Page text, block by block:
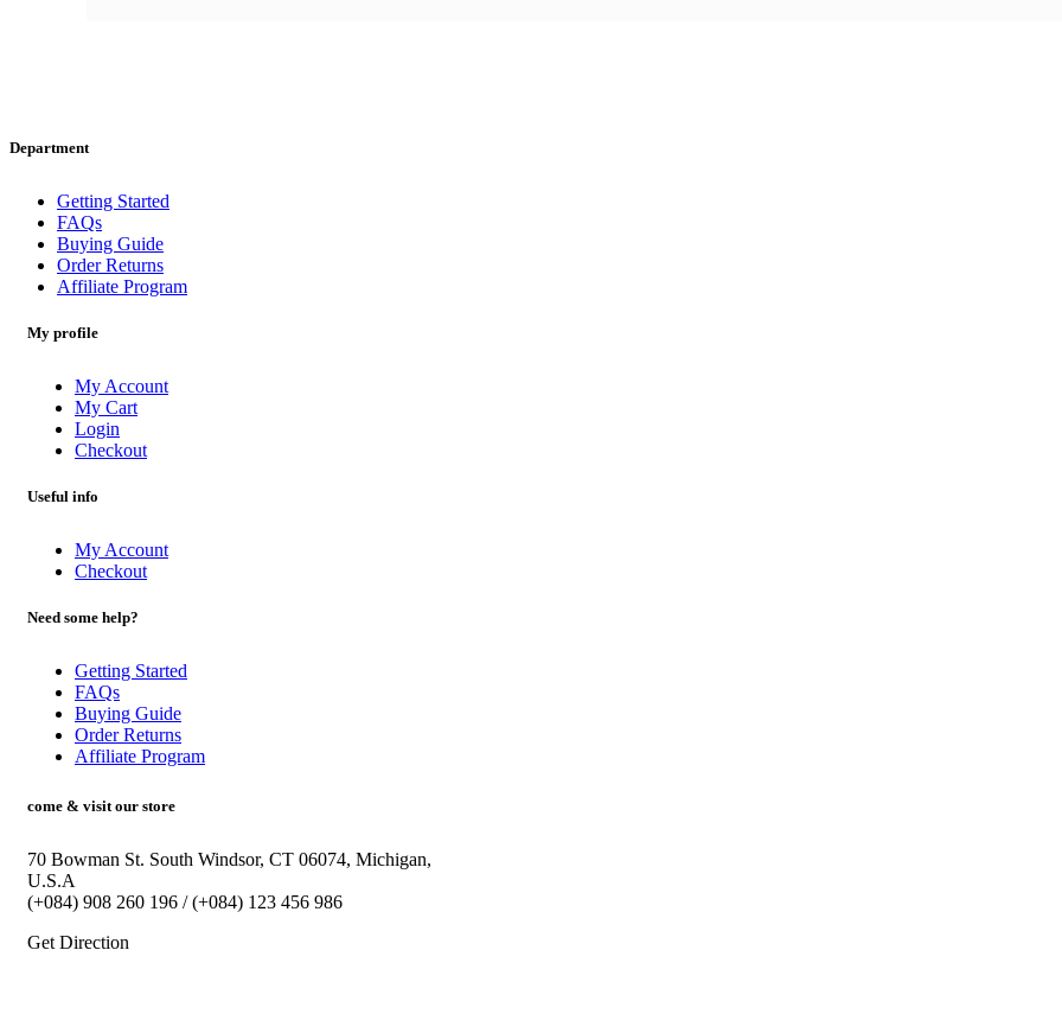
Department
Getting Started
FAQs
Buying Guide
Order Returns
Affiliate Program
My profile
My Account
My Cart
Login
Checkout
Useful info
My Account
Checkout
Need some help?
Getting Started
FAQs
Buying Guide
Order Returns
Affiliate Program
come & visit our store
70 Bowman St. South Windsor, CT 06074, Michigan,
U.S.A
(+084) 908 260 196 / (+084) 123 456 986
Get Direction